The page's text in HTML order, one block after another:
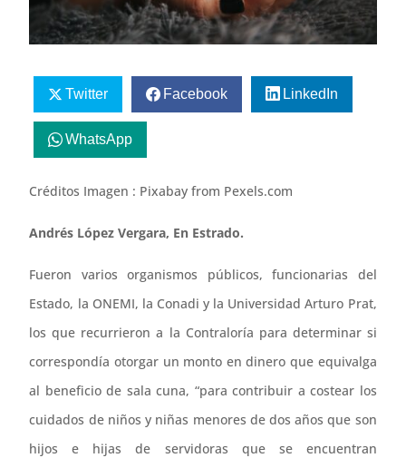
Twitter Facebook LinkedIn
WhatsApp
Créditos Imagen : Pixabay from Pexels.com
Andrés López Vergara, En Estrado.
Fueron varios organismos públicos, funcionarias del
Estado, la ONEMI, la Conadi y la Universidad Arturo Prat,
los que recurrieron a la Contraloría para determinar si
correspondía otorgar un monto en dinero que equivalga
al beneficio de sala cuna, “para contribuir a costear los
cuidados de niños y niñas menores de dos años que son
hijos e hijas de servidoras que se encuentran